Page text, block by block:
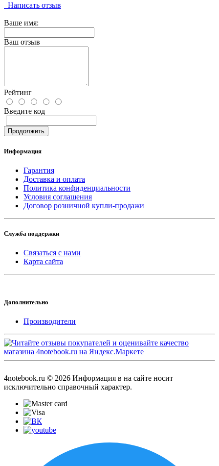
Написать отзыв
Ваше имя:
Ваш отзыв
Рейтинг
Введите код
Продолжить
Информация
Гарантия
Доставка и оплата
Политика конфиденциальности
Условия соглашения
Договор розничной купли-продажи
Служба поддержки
Связаться с нами
Карта сайта
Дополнительно
Производители
4notebook.ru © 2026 Информация в на сайте носит
исключительно справочный характер.